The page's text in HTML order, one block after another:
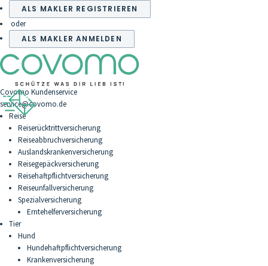
ALS MAKLER REGISTRIEREN
oder
ALS MAKLER ANMELDEN
Covomo Kundenservice
service@covomo.de
Reise
Reiserücktrittversicherung
Reiseabbruchversicherung
Auslandskrankenversicherung
Reisegepäckversicherung
Reisehaftpflichtversicherung
Reiseunfallversicherung
Spezialversicherung
Erntehelferversicherung
Tier
Hund
Hundehaftpflichtversicherung
Krankenversicherung